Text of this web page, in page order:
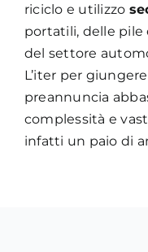
riciclo e utilizzo
portatili, delle
del settore
L’iter per
preannuncia
complessità e
infatti un paio di